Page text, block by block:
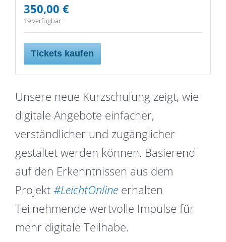
350,00 €
19verfügbar
Tickets kaufen
Unsere neue Kurzschulung zeigt, wie
digitale Angebote einfacher,
verständlicher und zugänglicher
gestaltet werden können. Basierend
auf den Erkenntnissen aus dem
Projekt #LeichtOnline erhalten
Teilnehmende wertvolle Impulse für
mehr digitale Teilhabe.